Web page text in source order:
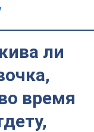
ли
время